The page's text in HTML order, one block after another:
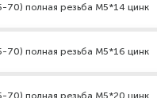
полная резьба М5*14 цинк
полная резьба М5*16 цинк
полная резьба М5*20 цинк